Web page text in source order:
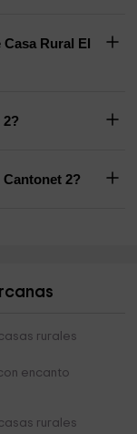
2?
2?
rurales
encanto
rurales